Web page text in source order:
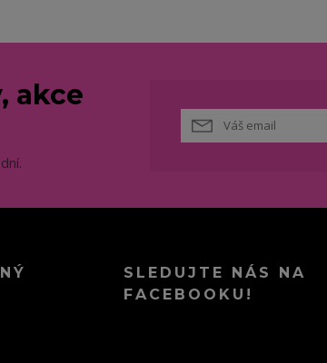
akce
SLEDUJTE NÁS NA
FACEBOOKU!